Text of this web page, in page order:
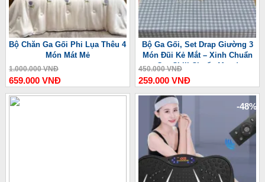
Bộ Chăn Ga Gối Phi Lụa Thêu 4
Món Mát Mẻ
1.000.000 VNĐ
659.000 VNĐ
Bộ Ga Gối, Set Drap Giường 3
Món Đũi Kẻ Mắt – Xinh Chuẩn
Gu, Chill Chuẩn Mood
450.000 VNĐ
259.000 VNĐ
-48%